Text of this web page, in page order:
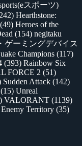
スポーツ)
Hearthstone:
(49) Heroes of the
(154) negitaku
ゲーミングデバイス
Champions (117)
(393) Rainbow Six
FORCE 2 (51)
Sudden Attack (142)
(15) Unreal
VALORANT (1139)
Territory (35)